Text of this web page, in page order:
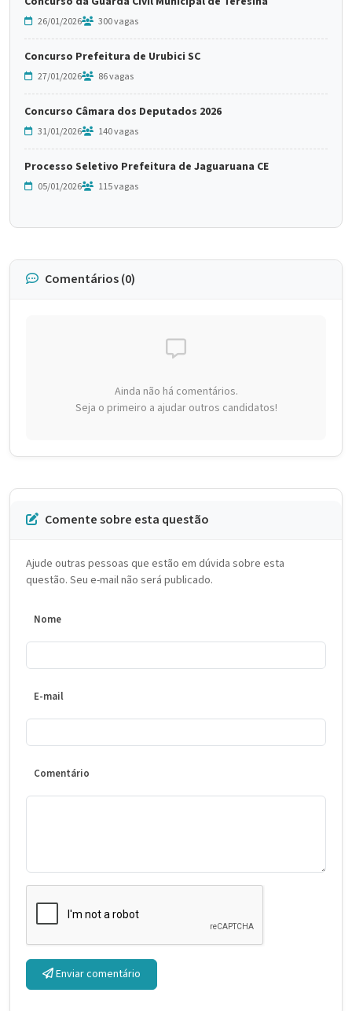
26/01/2026 300 vagas
Concurso Prefeitura de Urubici SC
27/01/2026 86 vagas
Concurso Câmara dos Deputados 2026
31/01/2026 140 vagas
Processo Seletivo Prefeitura de Jaguaruana CE
05/01/2026 115 vagas
Comentários (0)
Ainda não há comentários.
Seja o primeiro a ajudar outros candidatos!
Comente sobre esta questão
Ajude outras pessoas que estão em dúvida sobre esta
questão. Seu e-mail não será publicado.
Nome
E-mail
Comentário
Enviar comentário